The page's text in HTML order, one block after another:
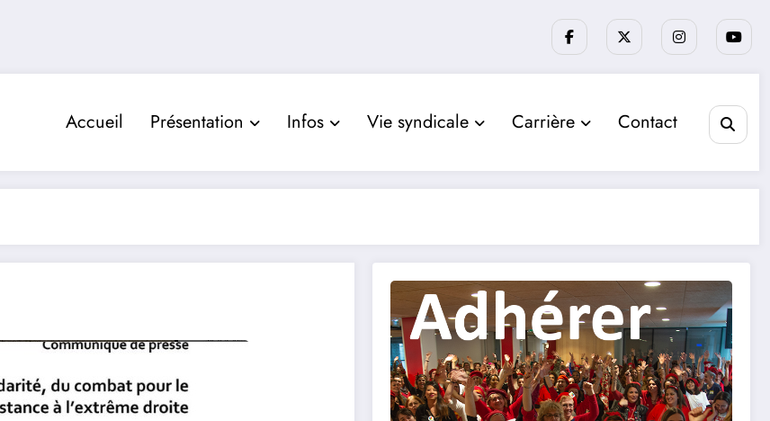
Accueil Présentation Infos Vie syndicale Carrière Contact